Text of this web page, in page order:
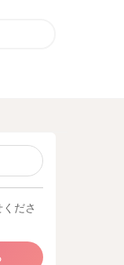
ださ